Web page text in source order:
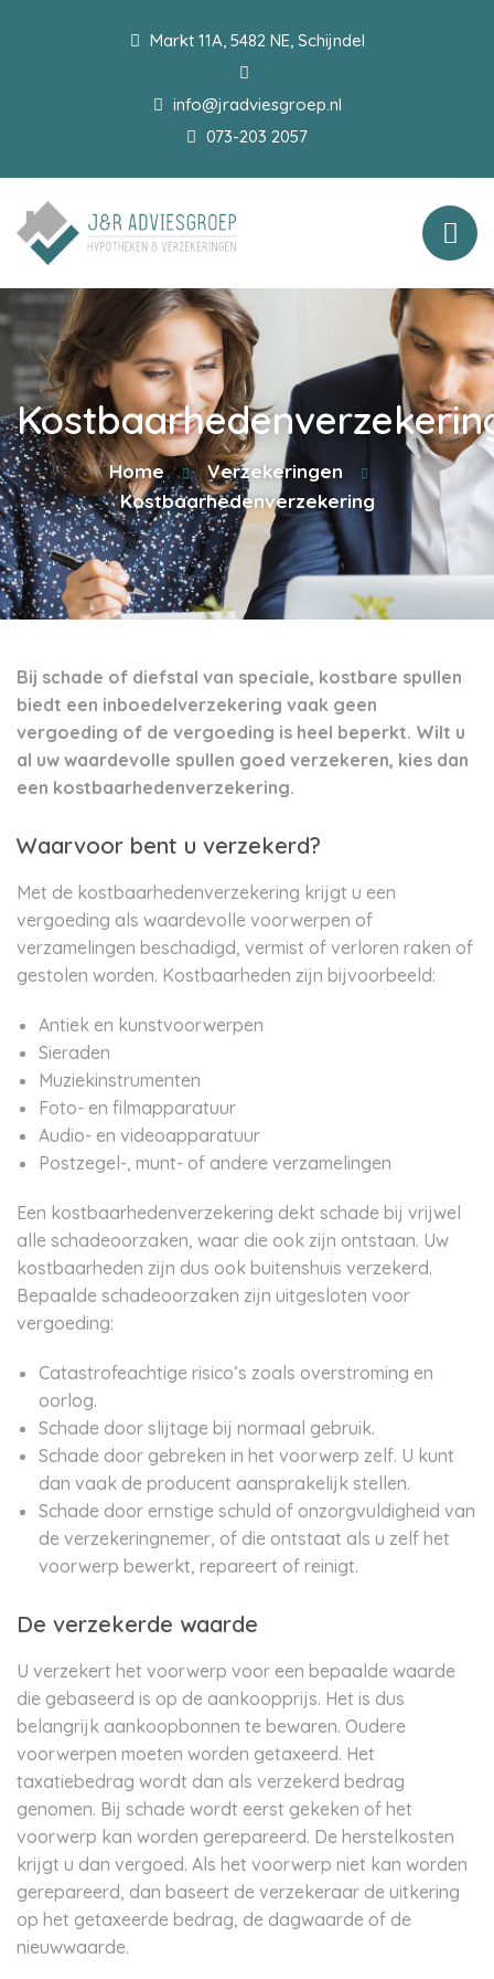
Markt 11A, 5482 NE, Schijndel
info@jradviesgroep.nl
073-203 2057
Home
Verzekeringen
Kostbaarhedenverzekering
Bij schade of diefstal van speciale, kostbare spullen
biedt een inboedelverzekering vaak geen
vergoeding of de vergoeding is heel beperkt. Wilt u
al uw waardevolle spullen goed verzekeren, kies dan
een kostbaarhedenverzekering.
Waarvoor bent u verzekerd?
Met de kostbaarhedenverzekering krijgt u een
vergoeding als waardevolle voorwerpen of
verzamelingen beschadigd, vermist of verloren raken of
gestolen worden. Kostbaarheden zijn bijvoorbeeld:
Antiek en kunstvoorwerpen
Sieraden
Muziekinstrumenten
Foto- en filmapparatuur
Audio- en videoapparatuur
Postzegel-, munt- of andere verzamelingen
Een kostbaarhedenverzekering dekt schade bij vrijwel
alle schadeoorzaken, waar die ook zijn ontstaan. Uw
kostbaarheden zijn dus ook buitenshuis verzekerd.
Bepaalde schadeoorzaken zijn uitgesloten voor
vergoeding:
Catastrofeachtige risico’s zoals overstroming en
oorlog.
Schade door slijtage bij normaal gebruik.
Schade door gebreken in het voorwerp zelf. U kunt
dan vaak de producent aansprakelijk stellen.
Schade door ernstige schuld of onzorgvuldigheid van
de verzekeringnemer, of die ontstaat als u zelf het
voorwerp bewerkt, repareert of reinigt.
De verzekerde waarde
U verzekert het voorwerp voor een bepaalde waarde
die gebaseerd is op de aankoopprijs. Het is dus
belangrijk aankoopbonnen te bewaren. Oudere
voorwerpen moeten worden getaxeerd. Het
taxatiebedrag wordt dan als verzekerd bedrag
genomen. Bij schade wordt eerst gekeken of het
voorwerp kan worden gerepareerd. De herstelkosten
krijgt u dan vergoed. Als het voorwerp niet kan worden
gerepareerd, dan baseert de verzekeraar de uitkering
op het getaxeerde bedrag, de dagwaarde of de
nieuwwaarde.